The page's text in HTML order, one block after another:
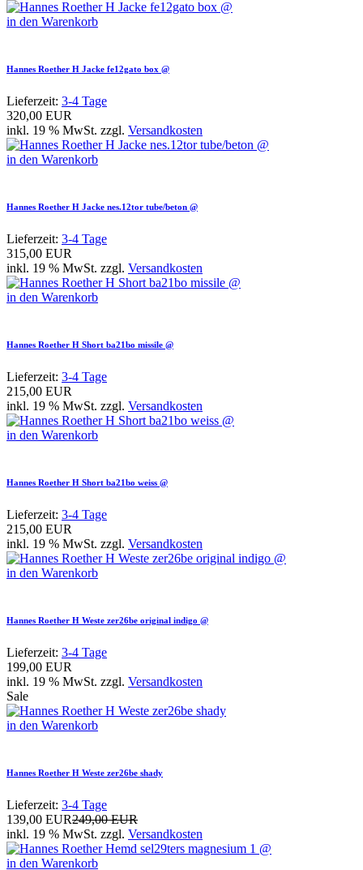
in den Warenkorb
Hannes Roether H Jacke fe12gato box @
Lieferzeit: 3-4 Tage
320,00 EUR
inkl. 19 % MwSt. zzgl. Versandkosten
in den Warenkorb
Hannes Roether H Jacke nes.12tor tube/beton @
Lieferzeit: 3-4 Tage
315,00 EUR
inkl. 19 % MwSt. zzgl. Versandkosten
in den Warenkorb
Hannes Roether H Short ba21bo missile @
Lieferzeit: 3-4 Tage
215,00 EUR
inkl. 19 % MwSt. zzgl. Versandkosten
in den Warenkorb
Hannes Roether H Short ba21bo weiss @
Lieferzeit: 3-4 Tage
215,00 EUR
inkl. 19 % MwSt. zzgl. Versandkosten
in den Warenkorb
Hannes Roether H Weste zer26be original indigo @
Lieferzeit: 3-4 Tage
199,00 EUR
inkl. 19 % MwSt. zzgl. Versandkosten
Sale
in den Warenkorb
Hannes Roether H Weste zer26be shady
Lieferzeit: 3-4 Tage
139,00 EUR249,00 EUR
inkl. 19 % MwSt. zzgl. Versandkosten
in den Warenkorb